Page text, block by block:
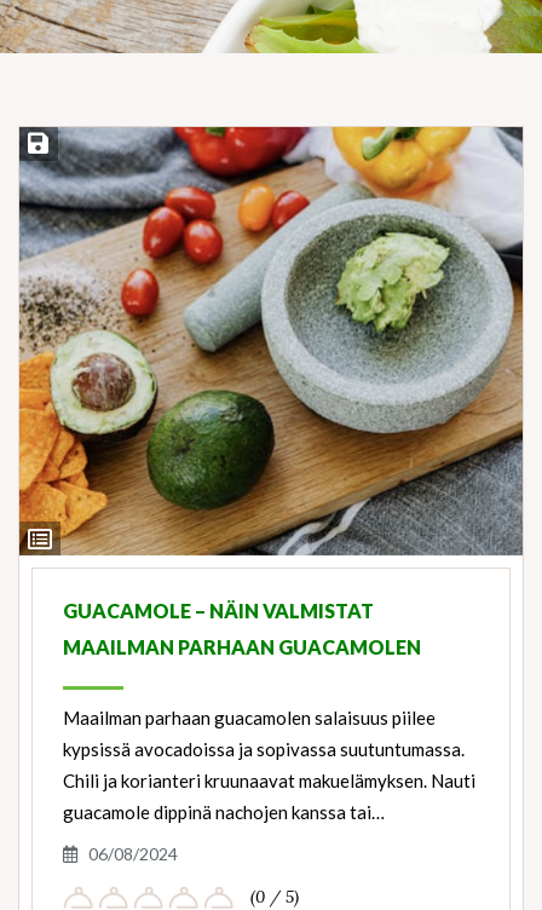
View
Ingredients
Save Recipe
GUACAMOLE – NÄIN VALMISTAT
MAAILMAN PARHAAN GUACAMOLEN
Maailman parhaan guacamolen salaisuus piilee
kypsissä avocadoissa ja sopivassa suutuntumassa.
Chili ja korianteri kruunaavat makuelämyksen. Nauti
guacamole dippinä nachojen kanssa tai…
06/08/2024
(0 / 5)